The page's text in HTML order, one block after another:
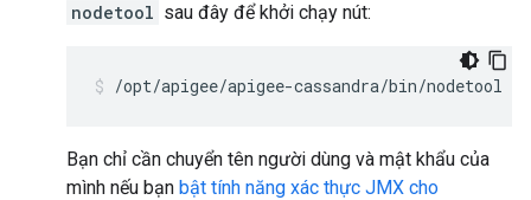
nodetool sau đây để khởi chạy nút:
/opt/apigee/apigee-cassandra/bin/nodetool
Bạn chỉ cần chuyển tên người dùng và mật khẩu của
mình nếu bạn bật tính năng xác thực JMX cho